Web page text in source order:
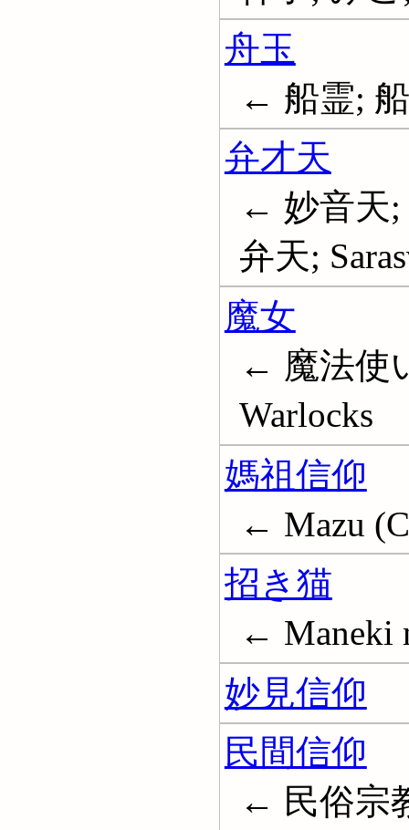
舟玉
← 船霊;
弁才天
← 妙音天;
弁天;
魔女
← 魔法使
Warlocks
媽祖信仰
← Mazu
招き猫
← Maneki
妙見信仰
民間信仰
← 民俗宗